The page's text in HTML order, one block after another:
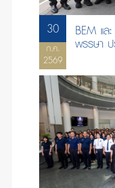
30
ก.ค.
2569
BEM แล
พรรษา